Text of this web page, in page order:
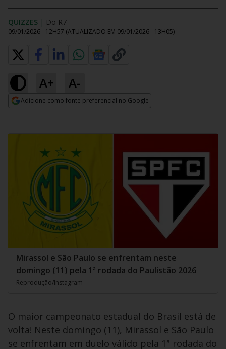
QUIZZES | Do R7
09/01/2026 - 12H57 (ATUALIZADO EM 09/01/2026 - 13H05)
A+ A-
Adicione como fonte preferencial no Google
Mirassol e São Paulo se enfrentam neste
domingo (11) pela 1ª rodada do Paulistão 2026
Reprodução/Instagram
O maior campeonato estadual do Brasil está de
volta! Neste domingo (11), Mirassol e São Paulo
se enfrentam em duelo válido pela 1ª rodada do